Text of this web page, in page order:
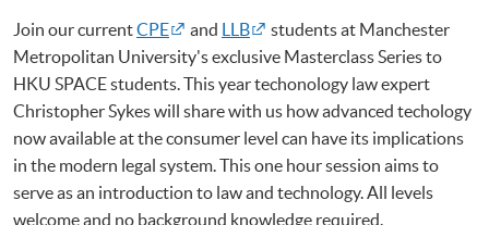
Join our currentCPE and LLB
students at Manchester
Metropolitan University's exclusive Masterclass Series to
HKU SPACE students. This year techonology law expert
Christopher Sykes will share with us how advanced techology
now available at the consumer level can have its implications
in the modern legal system. This one hour session aims to
serve as an introduction to law and technology. All levels
welcome and no background knowledge required.